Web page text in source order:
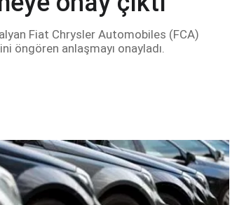
Fiat Chrysler Automobiles (FCA)
öngören anlaşmayı onayladı.